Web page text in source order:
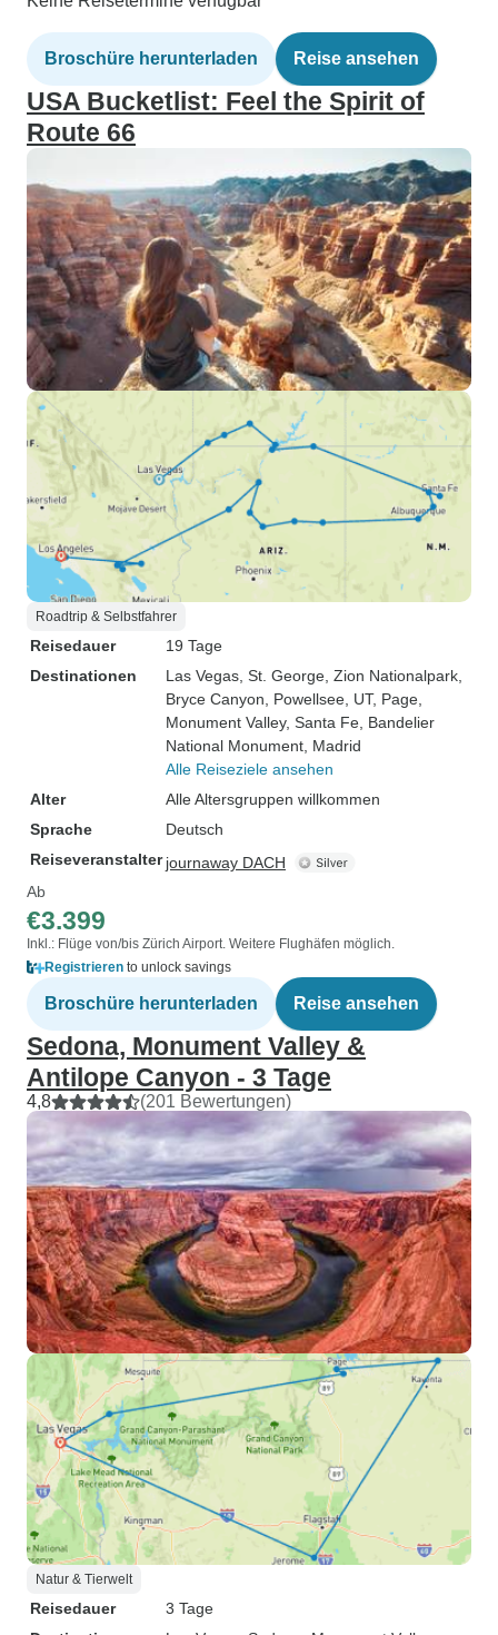
Broschüre herunterladen Reise ansehen
USA Bucketlist: Feel the Spirit of
Route 66
Roadtrip & Selbstfahrer
Reisedauer
19 Tage
Destinationen
Las Vegas , St. George , Zion Nationalpark
Bryce Canyon , Powellsee, UT, Page
Monument Valley, Santa Fe , Bandelier
National Monument , Madrid
Alle Reiseziele ansehen
Alter
Alle Altersgruppen willkommen
Sprache
Deutsch
Reiseveranstalter journaway DACH
Ab
€3.399
Inkl.: Flüge von/bis Zürich Airport. Weitere Flughäfen möglich.
Registrieren to unlock savings
Broschüre herunterladen Reise ansehen
Sedona, Monument Valley &
Antilope Canyon - 3 Tage
4,8 (201 Bewertungen)
Natur & Tierwelt
Reisedauer
3 Tage